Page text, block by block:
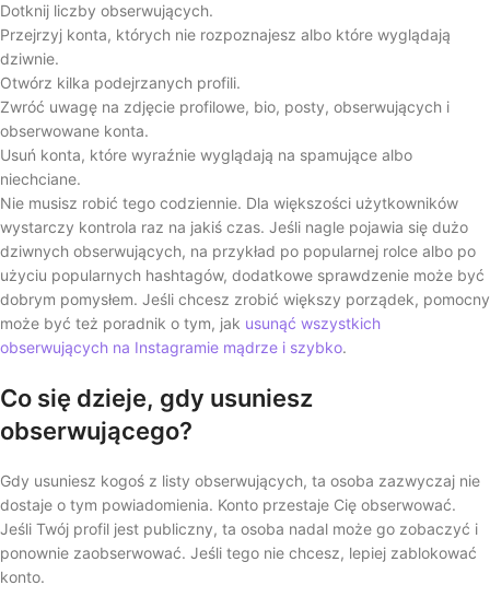
Dotknij liczby obserwujących.
Przejrzyj konta, których nie rozpoznajesz albo które wyglądają
dziwnie.
Otwórz kilka podejrzanych profili.
Zwróć uwagę na zdjęcie profilowe, bio, posty, obserwujących i
obserwowane konta.
Usuń konta, które wyraźnie wyglądają na spamujące albo
niechciane.
Nie musisz robić tego codziennie. Dla większości użytkowników
wystarczy kontrola raz na jakiś czas. Jeśli nagle pojawia się dużo
dziwnych obserwujących, na przykład po popularnej rolce albo po
użyciu popularnych hashtagów, dodatkowe sprawdzenie może być
dobrym pomysłem. Jeśli chcesz zrobić większy porządek, pomocny
może być też poradnik o tym, jak usunąć wszystkich
obserwujących na Instagramie mądrze i szybko.
Co się dzieje, gdy usuniesz
obserwującego?
Gdy usuniesz kogoś z listy obserwujących, ta osoba zazwyczaj nie
dostaje o tym powiadomienia. Konto przestaje Cię obserwować.
Jeśli Twój profil jest publiczny, ta osoba nadal może go zobaczyć i
ponownie zaobserwować. Jeśli tego nie chcesz, lepiej zablokować
konto.